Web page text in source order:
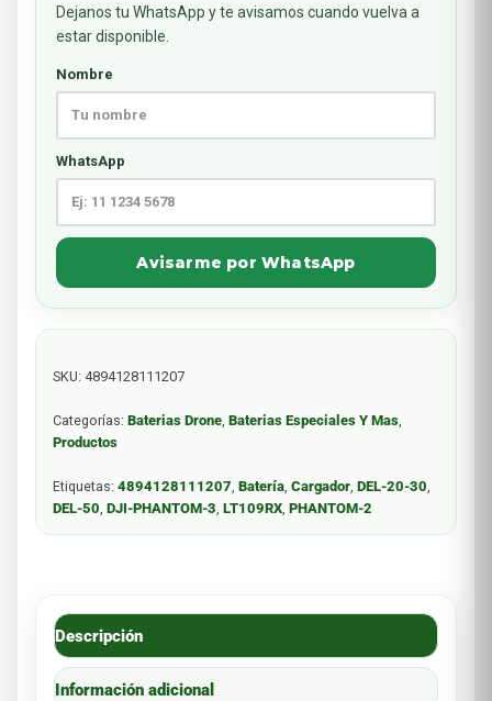
Dejanos tu WhatsApp y te avisamos cuando vuelva a
estar disponible.
Nombre
WhatsApp
Avisarme por WhatsApp
SKU: 4894128111207
Categorías: Baterias Drone, Baterias Especiales Y Mas,
Productos
Etiquetas: 4894128111207, Batería, Cargador, DEL-20-30,
DEL-50, DJI-PHANTOM-3, LT109RX, PHANTOM-2
Descripción
Información adicional